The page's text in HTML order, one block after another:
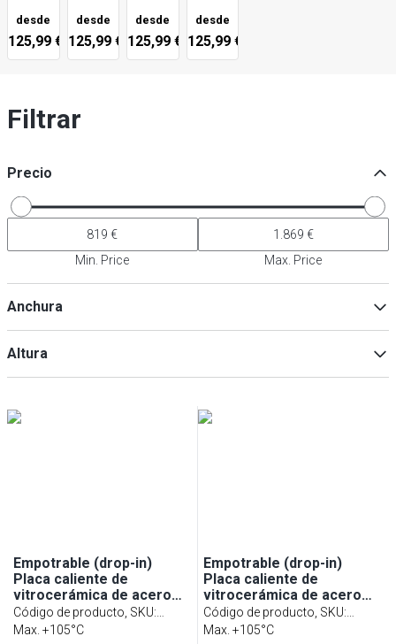
desde
125,99 €
desde
125,99 €
desde
125,99 €
desde
125,99 €
Filtrar
Precio
Min. Price Max. Price
Anchura
Altura
Empotrable (drop-in)
Placa caliente de
vitrocerámica de acero
inoxidable - con superficie
de vidrio templado -
Código de producto, SKU:
WA216A
Max. +105°C
Empotrable (drop-in)
Placa caliente de
vitrocerámica de acero
inoxidable con superficie
de vidrio templado -
Código de producto, SKU:
WA86A
Max. +105°C